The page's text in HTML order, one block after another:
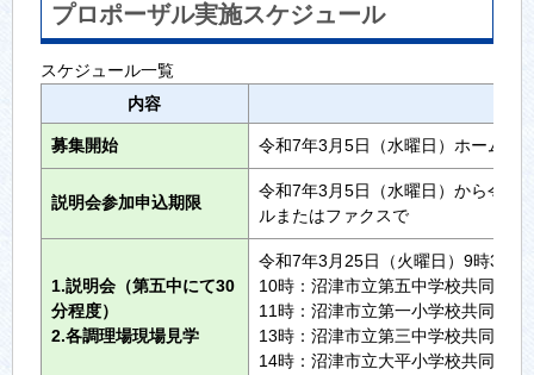
プロポーザル実施スケジュール
スケジュール一覧
内容
募集開始 令和7年3月5日（水曜日）ホームペ
説明会参加申込期限
令和7年3月5日（水曜日）から令和
ルまたはファクスで
1.説明会（第五中にて30
分程度）
2.各調理場現場見学
令和7年3月25日（火曜日）9時
10時：沼津市立第五中学校共同調
11時：沼津市立第一小学校共同調
13時：沼津市立第三中学校共同調
14時：沼津市立大平小学校共同調